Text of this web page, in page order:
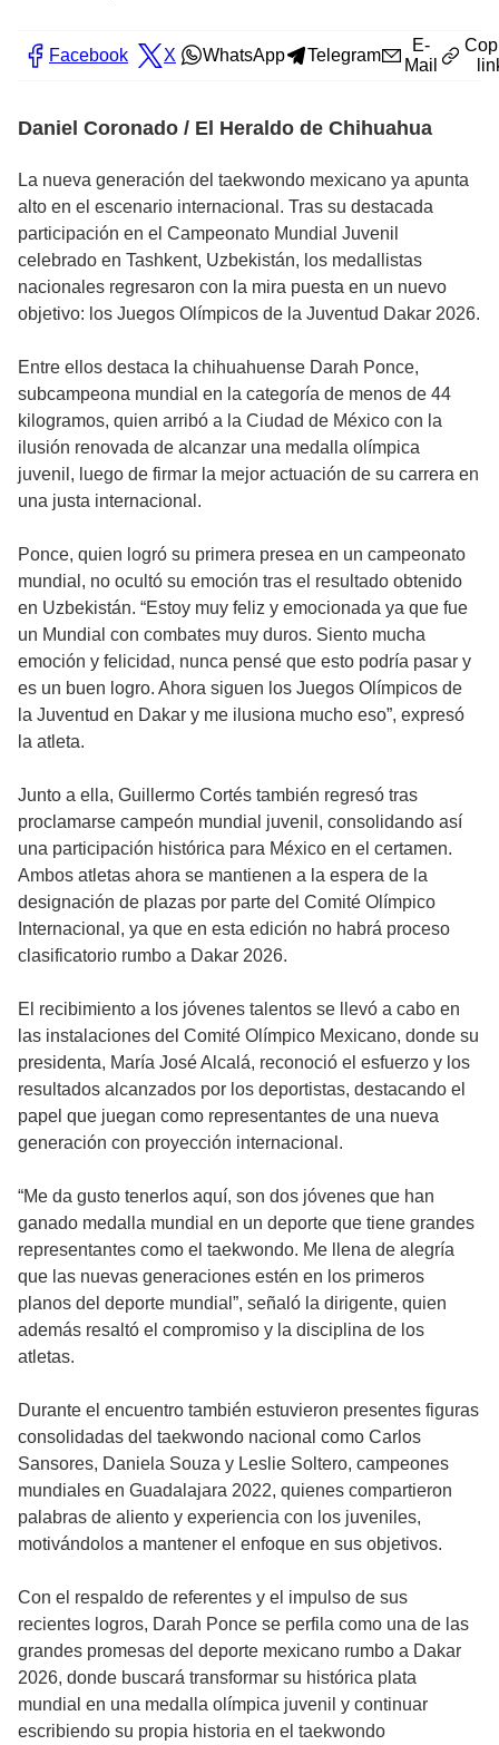
Facebook X WhatsApp Telegram
E-
Mail
Daniel Coronado / El Heraldo de Chihuahua
La nueva generación del taekwondo mexicano ya apunta
alto en el escenario internacional. Tras su destacada
participación en el Campeonato Mundial Juvenil
celebrado en Tashkent, Uzbekistán, los medallistas
nacionales regresaron con la mira puesta en un nuevo
objetivo: los Juegos Olímpicos de la Juventud Dakar 2026.
Entre ellos destaca la chihuahuense Darah Ponce,
subcampeona mundial en la categoría de menos de 44
kilogramos, quien arribó a la Ciudad de México con la
ilusión renovada de alcanzar una medalla olímpica
juvenil, luego de firmar la mejor actuación de su carrera en
una justa internacional.
Ponce, quien logró su primera presea en un campeonato
mundial, no ocultó su emoción tras el resultado obtenido
en Uzbekistán. “Estoy muy feliz y emocionada ya que fue
un Mundial con combates muy duros. Siento mucha
emoción y felicidad, nunca pensé que esto podría pasar y
es un buen logro. Ahora siguen los Juegos Olímpicos de
la Juventud en Dakar y me ilusiona mucho eso”, expresó
la atleta.
Junto a ella, Guillermo Cortés también regresó tras
proclamarse campeón mundial juvenil, consolidando así
una participación histórica para México en el certamen.
Ambos atletas ahora se mantienen a la espera de la
designación de plazas por parte del Comité Olímpico
Internacional, ya que en esta edición no habrá proceso
clasificatorio rumbo a Dakar 2026.
El recibimiento a los jóvenes talentos se llevó a cabo en
las instalaciones del Comité Olímpico Mexicano, donde su
presidenta, María José Alcalá, reconoció el esfuerzo y los
resultados alcanzados por los deportistas, destacando el
papel que juegan como representantes de una nueva
generación con proyección internacional.
“Me da gusto tenerlos aquí, son dos jóvenes que han
ganado medalla mundial en un deporte que tiene grandes
representantes como el taekwondo. Me llena de alegría
que las nuevas generaciones estén en los primeros
planos del deporte mundial”, señaló la dirigente, quien
además resaltó el compromiso y la disciplina de los
atletas.
Durante el encuentro también estuvieron presentes figuras
consolidadas del taekwondo nacional como Carlos
Sansores, Daniela Souza y Leslie Soltero, campeones
mundiales en Guadalajara 2022, quienes compartieron
palabras de aliento y experiencia con los juveniles,
motivándolos a mantener el enfoque en sus objetivos.
Con el respaldo de referentes y el impulso de sus
recientes logros, Darah Ponce se perfila como una de las
grandes promesas del deporte mexicano rumbo a Dakar
2026, donde buscará transformar su histórica plata
mundial en una medalla olímpica juvenil y continuar
escribiendo su propia historia en el taekwondo